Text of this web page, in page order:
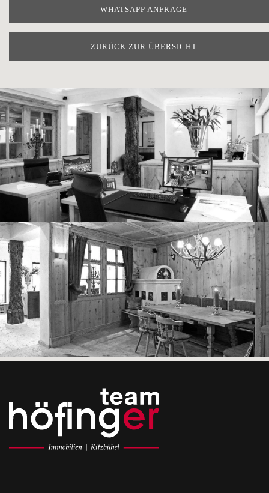
WHATSAPP ANFRAGE
ZURÜCK ZUR ÜBERSICHT